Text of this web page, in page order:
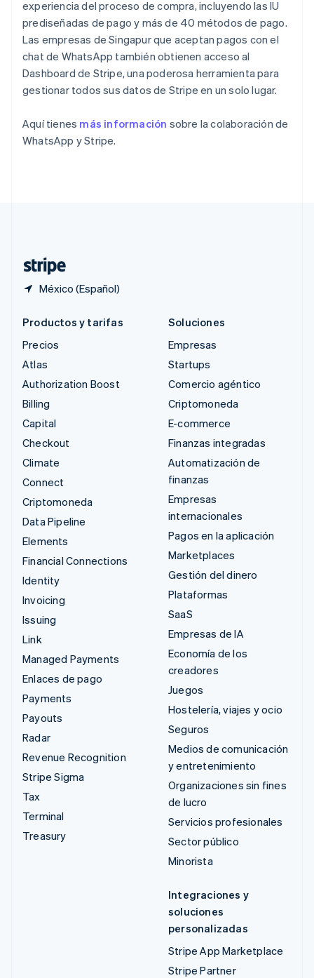
experiencia del proceso de compra, incluyendo las IU
prediseñadas de pago y más de 40 métodos de pago.
Las empresas de Singapur que aceptan pagos con el
chat de WhatsApp también obtienen acceso al
Dashboard de Stripe, una poderosa herramienta para
gestionar todos sus datos de Stripe en un solo lugar.
Aquí tienes más información sobre la colaboración de
WhatsApp y Stripe.
México (Español)
Portugal
PortuguêsEnglish
RAE de Hong Kong, China
English简体中文
Reino Unido
English
Rumania
English
Productos y tarifas
Precios
Atlas
Authorization Boost
Billing
Capital
Checkout
Climate
Connect
Criptomoneda
Data Pipeline
Elements
Financial Connections
Identity
Invoicing
Issuing
Link
Managed Payments
Enlaces de pago
Payments
Payouts
Radar
Revenue Recognition
Stripe Sigma
Tax
Terminal
Treasury
Soluciones
Empresas
Startups
Comercio agéntico
Criptomoneda
E-commerce
Finanzas integradas
Automatización de
finanzas
Empresas
internacionales
Pagos en la aplicación
Marketplaces
Gestión del dinero
Plataformas
SaaS
Empresas de IA
Economía de los
creadores
Juegos
Hostelería, viajes y ocio
Seguros
Medios de comunicación
y entretenimiento
Organizaciones sin fines
de lucro
Servicios profesionales
Sector público
Minorista
Integraciones y
soluciones
personalizadas
Stripe App Marketplace
Stripe Partner